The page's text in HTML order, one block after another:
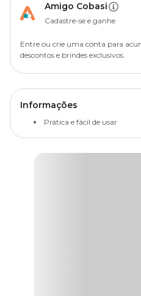
Amigo Cobasi
Cadastre-se e ganhe
Entre ou crie uma conta para
descontos e brindes exclusivos.
Informações
Prática e fácil de usar